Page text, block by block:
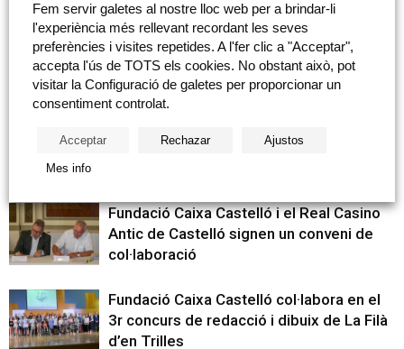
Colección olorVISUAL»
Articles relacionats Més del autor
patològic i lliura els seus premis anuals
Fundació Caixa Castelló i el Real Casino
Antic de Castelló signen un conveni de
col·laboració
Fundació Caixa Castelló col·labora en el
3r concurs de redacció i dibuix de La Filà
d’en Trilles
Fem servir galetes al nostre lloc web per a brindar-li
l'experiència més rellevant recordant les seves
preferències i visites repetides. A l'fer clic a "Acceptar",
accepta l'ús de TOTS els cookies. No obstant això, pot
visitar la Configuració de galetes per proporcionar un
consentiment controlat.
Acceptar Rechazar Ajustos
Mes info